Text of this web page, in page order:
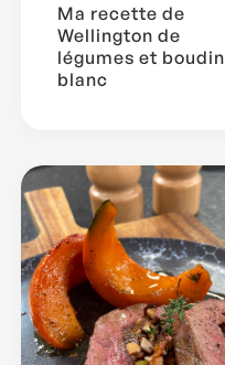
Ma recette de
Wellington de
légumes et boudin
blanc